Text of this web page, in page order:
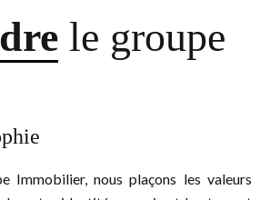
le groupe
Immobilier, nous plaçons les valeurs